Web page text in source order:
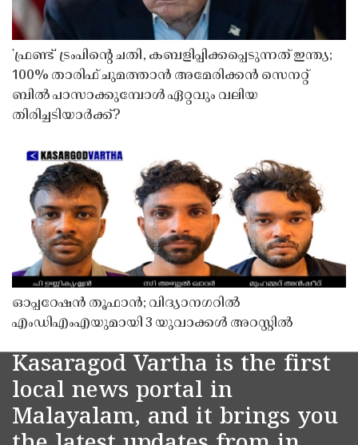
'ഫ്രണ്ട്' ട്രംപിന്റെ ചതി, കബളിപ്പിക്കപ്പെടുന്നത് ഇന്ത്യ;
100% താരിഫ് ചുമത്താൻ അമേരിക്കൻ സെനറ്റ്
ബിൽ പാസാക്കുമ്പോൾ ഏറ്റവും വലിയ
തിരിച്ചടിയാർക്ക്?
ഓപ്പറേഷൻ തൂഫാൻ; വിദ്യാനഗറിൽ
എംഡിഎംഎയുമായി 3 യുവാക്കൾ അറസ്റ്റിൽ
Kasaragod Vartha is the first
local news portal in
Malayalam, and it brings you